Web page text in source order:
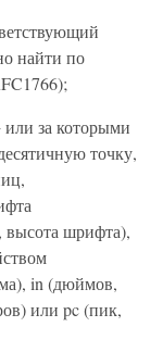
найти по
за которыми
точку,
высота шрифта),
in (дюймов,
или pc (пик,